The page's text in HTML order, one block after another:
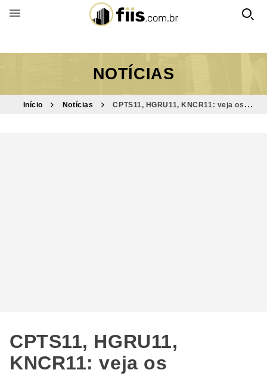
BUSCAR POR FUNDO
NOTÍCIAS
Início Notícias
CPTS11, HGRU11, KNCR11: veja os
CPTS11, HGRU11,
KNCR11: veja os